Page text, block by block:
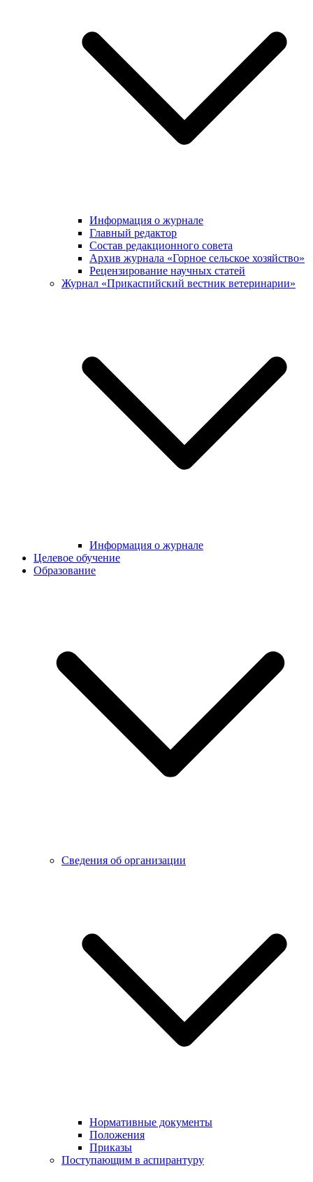
Информация о журнале
Главный редактор
Состав редакционного совета
Архив журнала «Горное сельское хозяйство»
Рецензирование научных статей
Журнал «Прикаспийский вестник ветеринарии»
Информация о журнале
Целевое обучение
Образование
Сведения об организации
Нормативные документы
Положения
Приказы
Поступающим в аспирантуру